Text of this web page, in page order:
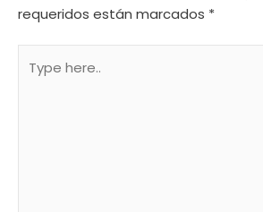
requeridos están marcados *
here..